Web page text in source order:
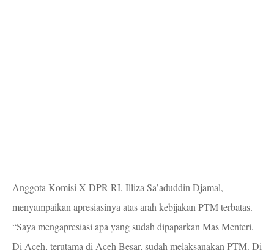
Anggota Komisi X DPR RI, Illiza Sa’aduddin Djamal,
menyampaikan apresiasinya atas arah kebijakan PTM terbatas.
“Saya mengapresiasi apa yang sudah dipaparkan Mas Menteri.
Di Aceh, terutama di Aceh Besar, sudah melaksanakan PTM. Di